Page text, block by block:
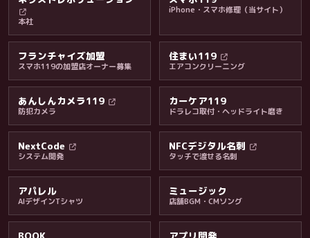
料金・保証・ご案内
本社
iPhone・スマホ修理（当サイト）
フランチャイズ加盟
スマホ119の加盟店オーナー募集
住まい119
エアコンクリーニング
あんしんカメラ119
防犯カメラ
カーケア119
ドラレコ取付・ヘッドライト磨き
NextCode
システム開発
NFCデジタル名刺
タッチで渡せる名刺
アパレル
AIデザインTシャツ
ミュージック
店舗BGM・CMソング